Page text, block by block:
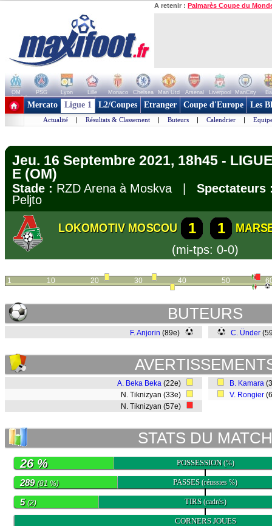
A retenir : Palmarès Coupe du
OM PSG Lyon Lille Monaco Chelsea Man Utd Arsenal Liverpool ManCity
+ de clubs
Mercato Ligue 1 L2/Coupes Etranger Coupe d'Europe Les
Actualité | Résultats & Classement | Buteurs | Calendrier |
Jeu. 16 Septembre 2021, 18h45 -
E (OM)
Stade : RZD Arena à Moskva | Spectateurs
Peljto
LOKOMOTIV MOSCOU 1 1
(mi-tps: 0-0)
1 10 20 30 40 50
BUTEURS
F. Anjorin (89e) C. Ünder
A. Beka Beka (22e)
N. Tiknizyan (33e)
N. Tiknizyan (57e)
B. Kamara
V. Rongier
STATS DU MATCH
POSSESSION(%)
26 %
PASSES(réussies %)
289(81 %)
TIRS(cadrés)
5(2)
CORNERS JOUES